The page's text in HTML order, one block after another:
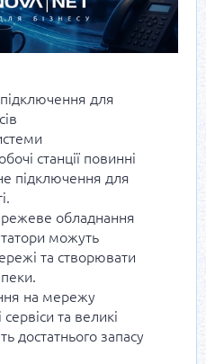
для
станції повинні
підключення для
обладнання
можуть
та створювати
на мережу
та великі
достатнього запасу